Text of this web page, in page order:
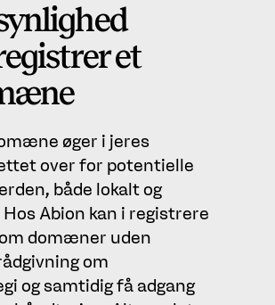
et
øger i jeres
over for potentielle
både lokalt og
Abion kan i registrere
domæner uden
om
og samtidig få adgang